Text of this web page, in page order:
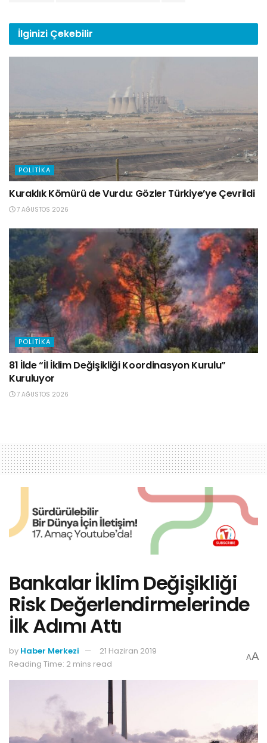
İlginizi Çekebilir
POLITIKA
Kuraklık Kömürü de Vurdu: Gözler Türkiye’ye Çevrildi
7 AĞUSTOS 2026
POLITIKA
81 İlde “İl İklim Değişikliği Koordinasyon Kurulu”
Kuruluyor
7 AĞUSTOS 2026
Bankalar İklim Değişikliği
Risk Değerlendirmelerinde
İlk Adımı Attı
by Haber Merkezi
21 Haziran 2019
Reading Time: 2 mins read
AA